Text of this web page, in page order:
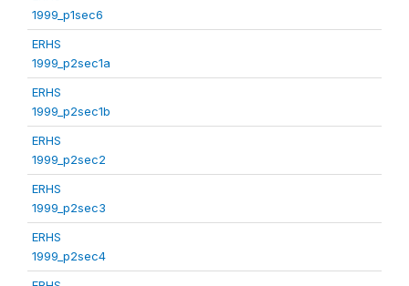
1999_p1sec6
ERHS
1999_p2sec1a
ERHS
1999_p2sec1b
ERHS
1999_p2sec2
ERHS
1999_p2sec3
ERHS
1999_p2sec4